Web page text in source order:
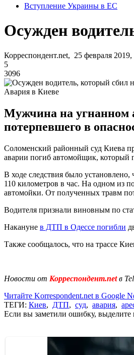
Вступление Украины в ЕС
Осужден
Корреспондент.net, 25 февраля 2019,
5
3096
Авария в Киеве
Мужчина на угнанном
потерпевшего в
Соломенский районный суд Киева
аварии погиб автомойщик, который
В ходе следствия было
110 километров в час. На одном из
автомойки. От полученных травм
Водителя признали виновным по
Накануне в ДТП в Одессе погибли
Также сообщалось, что на трассе
Новости от Корреспондент.netв
Читайте Korrespondent.net в Google
ТЕГИ: Киев, ДТП, суд, авария,
Если вы заметили ошибку,